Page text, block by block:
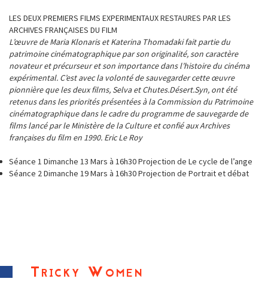
LES DEUX PREMIERS FILMS EXPERIMENTAUX RESTAURES PAR LES
ARCHIVES FRANÇAISES DU FILM
L’œuvre de Maria Klonaris et Katerina Thomadaki fait partie du
patrimoine cinématographique par son originalité, son caractère
novateur et précurseur et son importance dans l’histoire du cinéma
expérimental. C’est avec la volonté de sauvegarder cette œuvre
pionnière que les deux films, Selva et Chutes.Désert.Syn, ont été
retenus dans les priorités présentées à la Commission du Patrimoine
cinématographique dans le cadre du programme de sauvegarde de
films lancé par le Ministère de la Culture et confié aux Archives
françaises du film en 1990. Eric Le Roy
Séance 1 Dimanche 13 Mars à 16h30 Projection de Le cycle de l’ange
Séance 2 Dimanche 19 Mars à 16h30 Projection de Portrait et débat
Tricky Women